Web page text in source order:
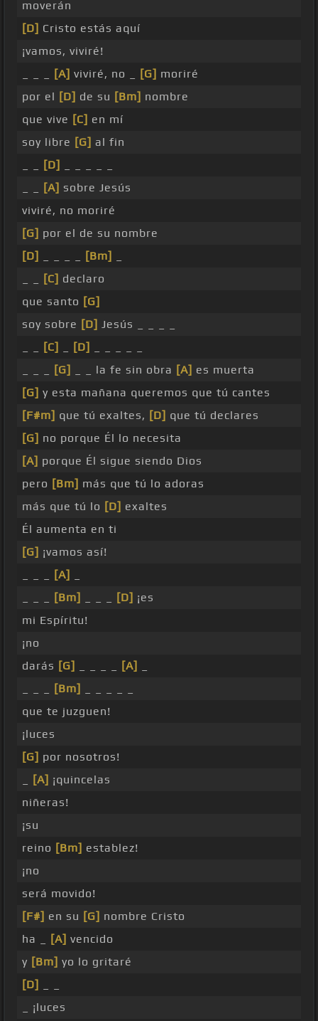
moverán
[D] Cristo estás aquí
¡vamos, viviré!
[A] viviré, no _ [G] moriré
por el [D] de su [Bm] nombre
que vive [C] en mí
soy libre [G] al fin
[D]
[A] sobre Jesús
viviré, no moriré
[G] por el de su nombre
[D]
[Bm]
[C] declaro
que santo [G]
soy sobre [D] Jesús _ _ _ _
[C] [D]
[G] _ _ la fe sin obra [A] es muerta
[G] y esta mañana queremos que tú cantes
[F#m] que tú exaltes, [D] que tú declares
[G] no porque Él lo necesita
[A] porque Él sigue siendo Dios
pero [Bm] más que tú lo adoras
más que tú lo [D] exaltes
Él aumenta en ti
[G] ¡vamos así!
[A]
[Bm] [D] ¡es
mi Espíritu!
¡no
darás [G] [A]
[Bm]
que te juzguen!
¡luces
[G] por nosotros!
[A] ¡quincelas
niñeras!
¡su
reino [Bm] establez!
¡no
será movido!
[F#] en su [G] nombre Cristo
ha _
[A] vencido
y [Bm] yo lo gritaré
[D]
_ ¡luces